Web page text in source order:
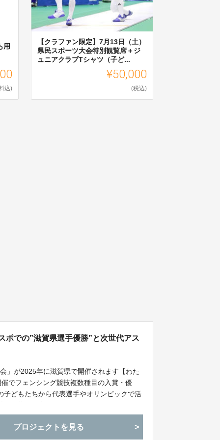
用
込)
【クラファン限定】7月13日（土）
県民スポーツ大会特別観覧席＋ジ
ュニアクラブTシャツ（子ど...
¥50,000
(税込)
ポでの”滋賀県選手優勝”と次世代アス
」が2025年に滋賀県で開催されます【わた
でフェンシング競技複数種目の入賞・優
どもたちから代表選手やオリンピックで活
プロジェクトを見る